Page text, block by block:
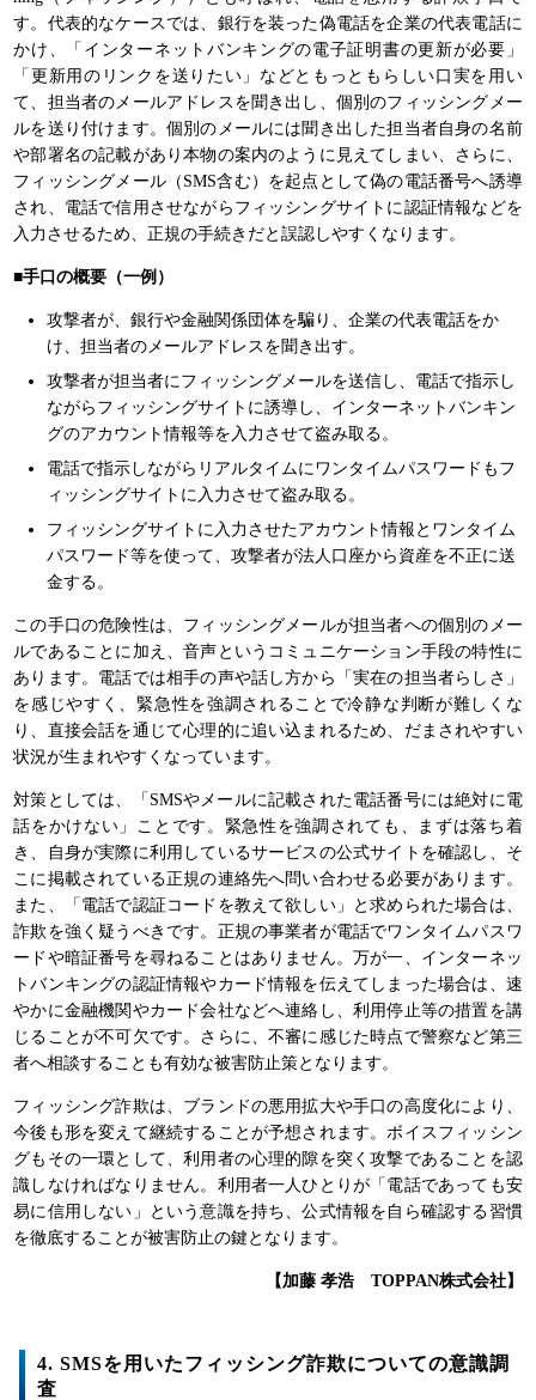
す。代表的なケースでは、銀行を装った偽電話を企業の代表電話に
かけ、「インターネットバンキングの電子証明書の更新が必要」
「更新用のリンクを送りたい」などともっともらしい口実を用い
て、担当者のメールアドレスを聞き出し、個別のフィッシングメー
ルを送り付けます。個別のメールには聞き出した担当者自身の名前
や部署名の記載があり本物の案内のように見えてしまい、さらに、
フィッシングメール（SMS含む）を起点として偽の電話番号へ誘導
され、電話で信用させながらフィッシングサイトに認証情報などを
入力させるため、正規の手続きだと誤認しやすくなります。
■手口の概要（一例）
攻撃者が、銀行や金融関係団体を騙り、企業の代表電話をか
け、担当者のメールアドレスを聞き出す。
攻撃者が担当者にフィッシングメールを送信し、電話で指示し
ながらフィッシングサイトに誘導し、インターネットバンキン
グのアカウント情報等を入力させて盗み取る。
電話で指示しながらリアルタイムにワンタイムパスワードもフ
ィッシングサイトに入力させて盗み取る。
フィッシングサイトに入力させたアカウント情報とワンタイム
パスワード等を使って、攻撃者が法人口座から資産を不正に送
金する。
この手口の危険性は、フィッシングメールが担当者への個別のメー
ルであることに加え、音声というコミュニケーション手段の特性に
あります。電話では相手の声や話し方から「実在の担当者らしさ」
を感じやすく、緊急性を強調されることで冷静な判断が難しくな
り、直接会話を通じて心理的に追い込まれるため、だまされやすい
状況が生まれやすくなっています。
対策としては、「SMSやメールに記載された電話番号には絶対に電
話をかけない」ことです。緊急性を強調されても、まずは落ち着
き、自身が実際に利用しているサービスの公式サイトを確認し、そ
こに掲載されている正規の連絡先へ問い合わせる必要があります。
また、「電話で認証コードを教えて欲しい」と求められた場合は、
詐欺を強く疑うべきです。正規の事業者が電話でワンタイムパスワ
ードや暗証番号を尋ねることはありません。万が一、インターネッ
トバンキングの認証情報やカード情報を伝えてしまった場合は、速
やかに金融機関やカード会社などへ連絡し、利用停止等の措置を講
じることが不可欠です。さらに、不審に感じた時点で警察など第三
者へ相談することも有効な被害防止策となります。
フィッシング詐欺は、ブランドの悪用拡大や手口の高度化により、
今後も形を変えて継続することが予想されます。ボイスフィッシン
グもその一環として、利用者の心理的隙を突く攻撃であることを認
識しなければなりません。利用者一人ひとりが「電話であっても安
易に信用しない」という意識を持ち、公式情報を自ら確認する習慣
を徹底することが被害防止の鍵となります。
【加藤 孝浩 TOPPAN株式会社】
4. SMSを用いたフィッシング詐欺についての意識調
査